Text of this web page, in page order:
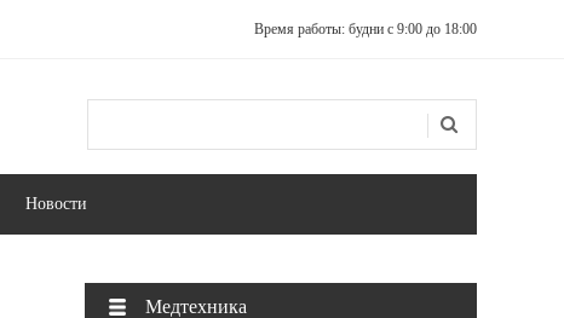
Время работы: будни с 9:00 до 18:00
Новости
Медтехника